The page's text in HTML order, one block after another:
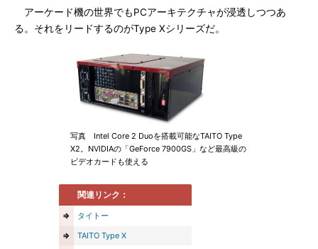
アーケード機の世界でもPCアーキテクチャが浸透しつつあ
る。それをリードするのがType Xシリーズだ。
写真 Intel Core 2 Duoを搭載可能なTAITO Type
X2。NVIDIAの「GeForce 7900GS」など最高級の
ビデオカードも使える
関連リンク：
⇒
タイトー
⇒
TAITO Type X